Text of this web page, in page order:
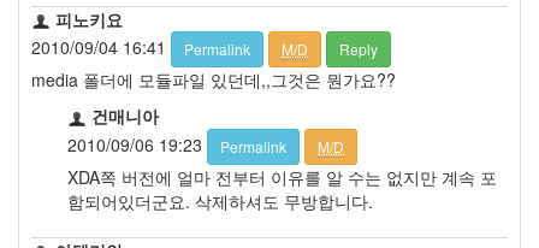
피노키요
2010/09/04 16:41
Permalink M/D Reply
media 폴더에 모듈파일 있던데,,그것은 뭔가요??
건매니아
2010/09/06 19:23
Permalink M/D
XDA쪽 버전에 얼마 전부터 이유를 알 수는 없지만 계속 포
함되어있더군요. 삭제하셔도 무방합니다.